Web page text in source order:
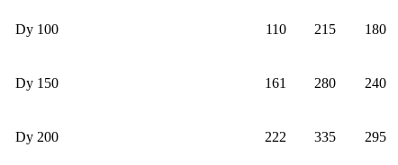
Dy 100 110 215 180
Dy 150 161 280 240
Dy 200 222 335 295